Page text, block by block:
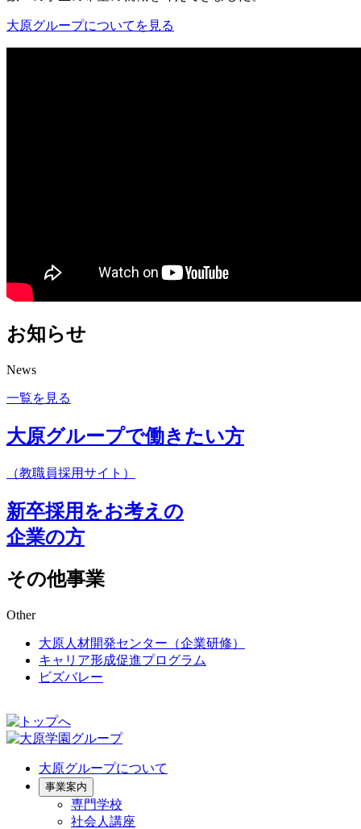
大原グループについてを見る
お知らせ
News
一覧を見る
大原グループで働きたい方
（教職員採用サイト）
新卒採用をお考えの
企業の方
その他事業
Other
大原人材開発センター（企業研修）
キャリア形成促進プログラム
ビズバレー
大原グループについて
事業案内
専門学校
社会人講座